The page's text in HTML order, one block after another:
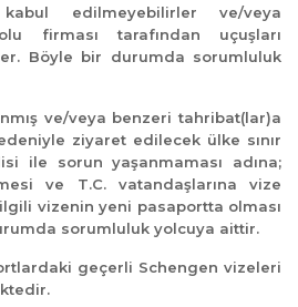
edilmeyebilirler ve/veya
firması tarafından uçuşları
Böyle bir durumda sorumluluk
ve/veya benzeri tahribat(lar)a
ziyaret edilecek ülke sınır
ile sorun yaşanmaması adına;
ve T.C. vatandaşlarına vize
vizenin yeni pasaportta olması
sorumluluk yolcuya aittir.
geçerli Schengen vizeleri